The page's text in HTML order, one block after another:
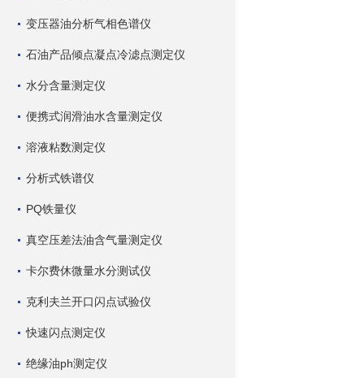
变压器油分析气相色谱仪
石油产品倾点凝点冷滤点测定仪
水分含量测定仪
便携式润滑油水含量测定仪
溶液粘数测定仪
分析式铁谱仪
PQ铁量仪
真空压差法油含气量测定仪
卡尔费休微量水分测试仪
克利夫兰开口闪点试验仪
快速闪点测定仪
绝缘油ph测定仪